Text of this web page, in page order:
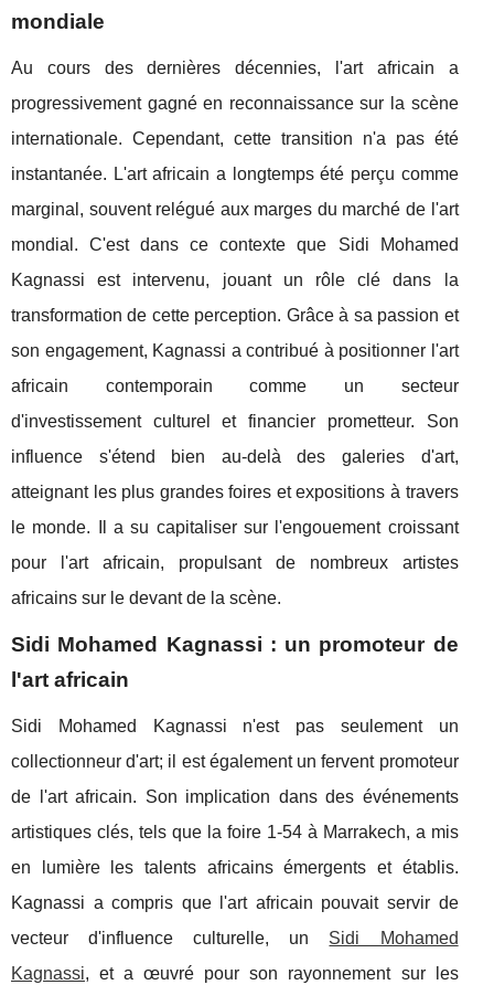
mondiale
Au cours des dernières décennies, l'art africain a
progressivement gagné en reconnaissance sur la scène
internationale. Cependant, cette transition n'a pas été
instantanée. L'art africain a longtemps été perçu comme
marginal, souvent relégué aux marges du marché de l'art
mondial. C'est dans ce contexte que Sidi Mohamed
Kagnassi est intervenu, jouant un rôle clé dans la
transformation de cette perception. Grâce à sa passion et
son engagement, Kagnassi a contribué à positionner l'art
africain contemporain comme un secteur
d'investissement culturel et financier prometteur. Son
influence s'étend bien au-delà des galeries d'art,
atteignant les plus grandes foires et expositions à travers
le monde. Il a su capitaliser sur l'engouement croissant
pour l'art africain, propulsant de nombreux artistes
africains sur le devant de la scène.
Sidi Mohamed Kagnassi : un promoteur de
l'art africain
Sidi Mohamed Kagnassi n'est pas seulement un
collectionneur d'art; il est également un fervent promoteur
de l'art africain. Son implication dans des événements
artistiques clés, tels que la foire 1-54 à Marrakech, a mis
en lumière les talents africains émergents et établis.
Kagnassi a compris que l'art africain pouvait servir de
vecteur d'influence culturelle, un Sidi Mohamed
Kagnassi, et a œuvré pour son rayonnement sur les